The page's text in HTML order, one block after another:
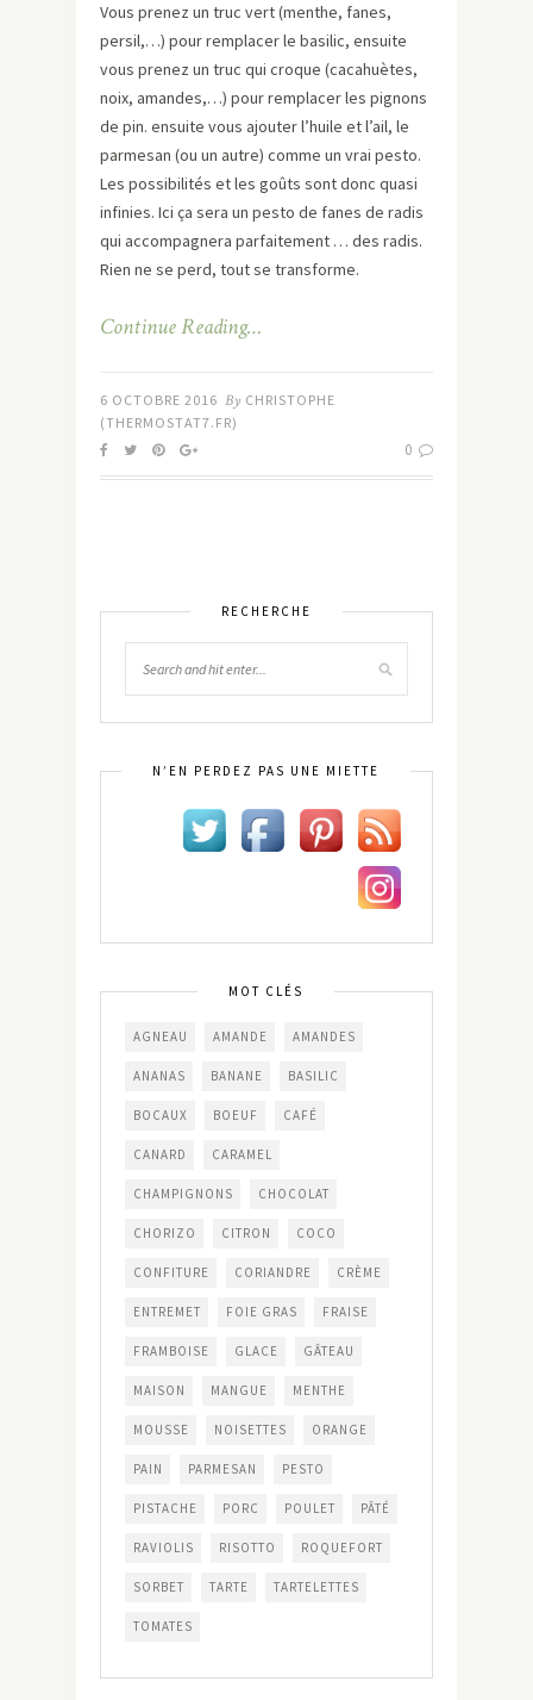
Vous prenez un truc vert (menthe, fanes,
persil,…) pour remplacer le basilic, ensuite
vous prenez un truc qui croque (cacahuètes,
noix, amandes,…) pour remplacer les pignons
de pin. ensuite vous ajouter l’huile et l’ail, le
parmesan (ou un autre) comme un vrai pesto.
Les possibilités et les goûts sont donc quasi
infinies. Ici ça sera un pesto de fanes de radis
qui accompagnera parfaitement … des radis.
Rien ne se perd, tout se transforme.
Continue Reading…
6 OCTOBRE 2016 By CHRISTOPHE
(THERMOSTAT7.FR)
0
RECHERCHE
N’EN PERDEZ PAS UNE MIETTE
MOT CLÉS
AGNEAU AMANDE AMANDES
ANANAS BANANE BASILIC
BOCAUX BOEUF CAFÉ
CANARD CARAMEL
CHAMPIGNONS CHOCOLAT
CHORIZO CITRON COCO
CONFITURE CORIANDRE CRÈME
ENTREMET FOIE GRAS FRAISE
FRAMBOISE GLACE GÂTEAU
MAISON MANGUE MENTHE
MOUSSE NOISETTES ORANGE
PAIN PARMESAN PESTO
PISTACHE PORC POULET PÂTÉ
RAVIOLIS RISOTTO ROQUEFORT
SORBET TARTE TARTELETTES
TOMATES